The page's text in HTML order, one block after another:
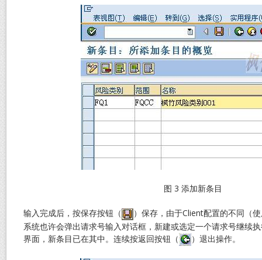
图 3 添加新条目
输入完成后，按保存按钮（
）保存，由于Client配置的不同（
系统也许会弹出请求号输入对话框，新建或选定一个请求号继续
界面，新条目已在其中。连续按返回按钮（
）退出操作。